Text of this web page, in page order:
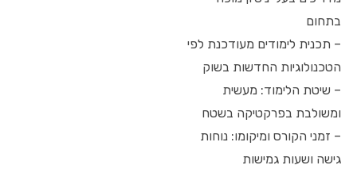
בתחום
– תכנית לימודים מעודכנת לפי
הטכנולוגיות החדשות בשוק
– שיטת הלימוד: מעשית
ומשולבת בפרקטיקה בשטח
– זמני הקורס ומיקומו: נוחות
גישה ושעות גמישות